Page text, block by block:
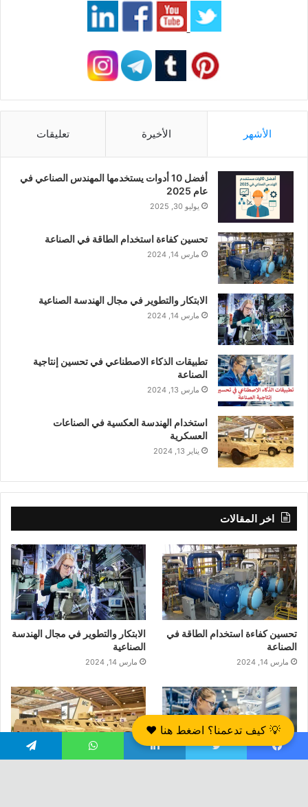
💡 كيف تدعمنا؟ اضغط هنا ❤️
الأشهر الأخيرة تعليقات
أفضل 10 أدوات يستخدمها المهندس الصناعي في
عام 2025
يوليو 30, 2025
تحسين كفاءة استخدام الطاقة في الصناعة
مارس 14, 2024
الابتكار والتطوير في مجال الهندسة الصناعية
مارس 14, 2024
تطبيقات الذكاء الاصطناعي في تحسين إنتاجية
الصناعة
مارس 13, 2024
استخدام الهندسة العكسية في الصناعات
العسكرية
يناير 13, 2024
اخر المقالات
تحسين كفاءة استخدام الطاقة في
الصناعة
مارس 14, 2024
الابتكار والتطوير في مجال الهندسة
الصناعية
مارس 14, 2024
فيسبوك تويتر لينكدإن واتساب تيلقرام